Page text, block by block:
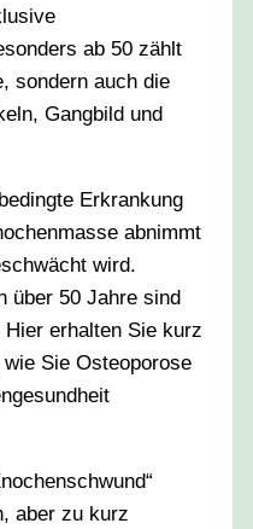
ab 50 zählt
sondern auch die
Gangbild und
Erkrankung
abnimmt
wird.
über 50 Jahre sind
erhalten Sie kurz
Sie Osteoporose
aber zu kurz